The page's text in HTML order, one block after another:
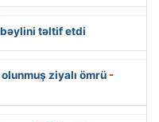
təltif etdi
ziyalı ömrü -